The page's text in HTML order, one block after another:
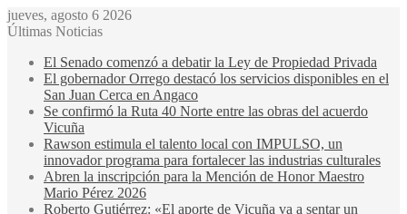
jueves, agosto 6 2026
Últimas Noticias
El Senado comenzó a debatir la Ley de Propiedad Privada
El gobernador Orrego destacó los servicios disponibles en el
San Juan Cerca en Angaco
Se confirmó la Ruta 40 Norte entre las obras del acuerdo
Vicuña
Rawson estimula el talento local con IMPULSO, un
innovador programa para fortalecer las industrias culturales
Abren la inscripción para la Mención de Honor Maestro
Mario Pérez 2026
Roberto Gutiérrez: «El aporte de Vicuña va a sentar un